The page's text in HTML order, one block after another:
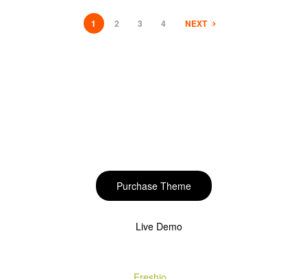
1 2 3 4 NEXT
Purchase Theme
Live Demo